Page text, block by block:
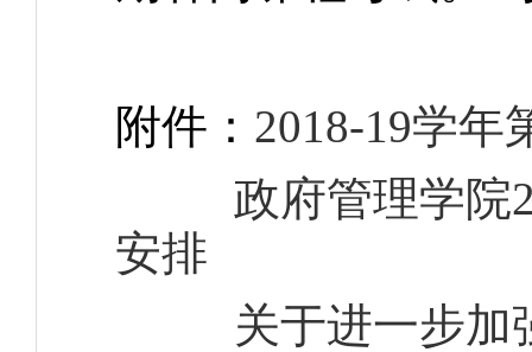
附件： 2018-19学年
政府管理学院
安排
关于进一步加